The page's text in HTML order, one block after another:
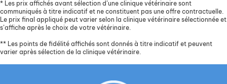
* Les prix affichés avant sélection d’une clinique vétérinaire sont
communiqués à titre indicatif et ne constituent pas une offre contractuelle.
Le prix final appliqué peut varier selon la clinique vétérinaire sélectionnée et
s’affiche après le choix de votre vétérinaire.
** Les points de fidélité affichés sont donnés à titre indicatif et peuvent
varier après sélection de la clinique vétérinaire.